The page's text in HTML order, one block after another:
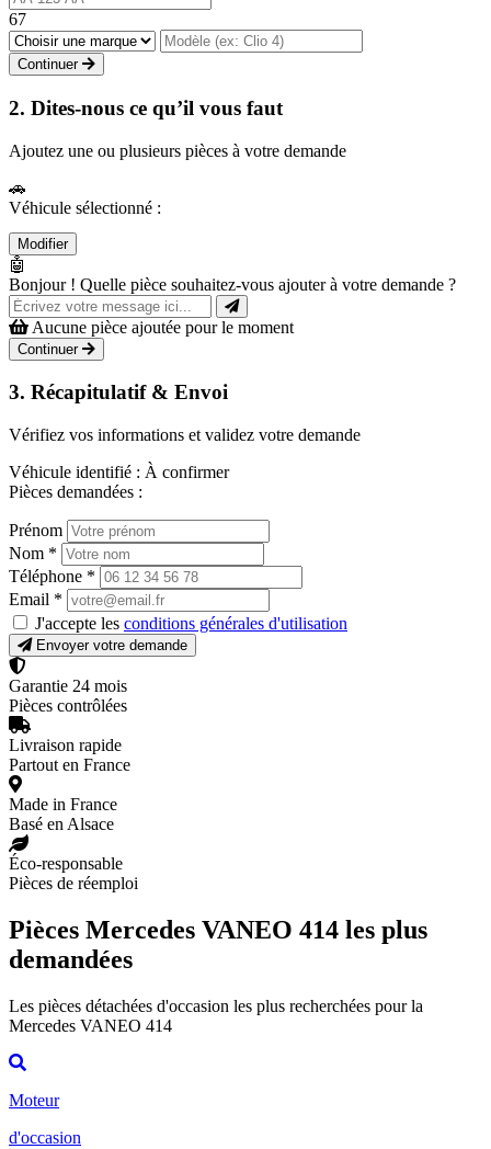
67
Continuer
2. Dites-nous ce qu’il vous faut
Ajoutez une ou plusieurs pièces à votre demande
🚗
Véhicule sélectionné :
Modifier
🤖
Bonjour ! Quelle pièce souhaitez-vous ajouter à votre demande ?
Aucune pièce ajoutée pour le moment
Continuer
3. Récapitulatif & Envoi
Vérifiez vos informations et validez votre demande
Véhicule identifié : À confirmer
Pièces demandées :
Prénom
Nom *
Téléphone *
Email *
J'accepte les conditions générales d'utilisation
Envoyer votre demande
Garantie 24 mois
Pièces contrôlées
Livraison rapide
Partout en France
Made in France
Basé en Alsace
Éco-responsable
Pièces de réemploi
Pièces Mercedes VANEO 414 les plus
demandées
Les pièces détachées d'occasion les plus recherchées pour la
Mercedes VANEO 414
Moteur
d'occasion